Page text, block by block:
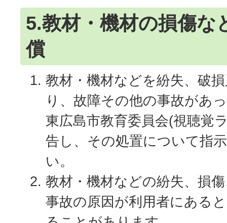
5.教材・機材の損傷な
償
教材・機材などを紛失、破
り、故障その他の事故があ
東広島市教育委員会(視聴覚
告し、その処置について指
い。
教材・機材などの紛失、損
事故の原因が利用者にある